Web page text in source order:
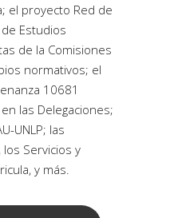
el proyecto Red de
Estudios
de la Comisiones
normativos; el
10681
las Delegaciones;
UNLP; las
Servicios y
y más.